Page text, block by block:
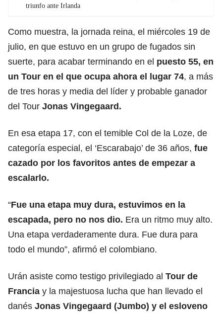
triunfo ante Irlanda
Como muestra, la jornada reina, el miércoles 19 de
julio, en que estuvo en un grupo de fugados sin
suerte, para acabar terminando en el puesto 55, en
un Tour en el que ocupa ahora el lugar 74, a más
de tres horas y media del líder y probable ganador
del Tour Jonas Vingegaard.
En esa etapa 17, con el temible Col de la Loze, de
categoría especial, el ‘Escarabajo’ de 36 años, fue
cazado por los favoritos antes de empezar a
escalarlo.
“Fue una etapa muy dura, estuvimos en la
escapada, pero no nos dio. Era un ritmo muy alto.
Una etapa verdaderamente dura. Fue dura para
todo el mundo”, afirmó el colombiano.
Urán asiste como testigo privilegiado al Tour de
Francia y la majestuosa lucha que han llevado el
danés Jonas Vingegaard (Jumbo) y el esloveno